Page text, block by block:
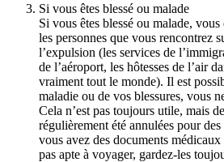
Si vous êtes blessé ou malade
Si vous êtes blessé ou malade,
les personnes que vous rencontrez
l’expulsion (les services de
de l’aéroport, les hôtesses de l’air
vraiment tout le monde). Il est
maladie ou de vos blessures, vous
Cela n’est pas toujours utile, mais
régulièrement été annulées pour
vous avez des documents
pas apte à voyager, gardez-les